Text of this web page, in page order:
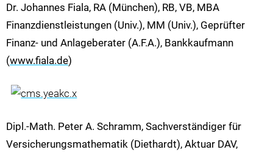
Dr. Johannes Fiala, RA (München), RB, VB, MBA
Finanzdienstleistungen (Univ.), MM (Univ.), Geprüfter
Finanz- und Anlageberater (A.F.A.), Bankkaufmann
(www.fiala.de)
Dipl.-Math. Peter A. Schramm, Sachverständiger für
Versicherungsmathematik (Diethardt), Aktuar DAV,